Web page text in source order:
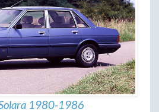
1980-1986